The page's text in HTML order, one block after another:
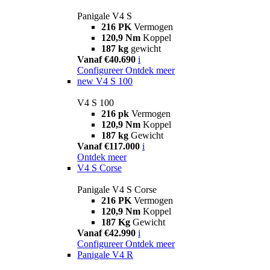
Panigale V4 S
216 PK Vermogen
120,9 Nm Koppel
187 kg gewicht
Vanaf €40.690 i
Configureer Ontdek meer
new V4 S 100
V4 S 100
216 pk Vermogen
120,9 Nm Koppel
187 kg Gewicht
Vanaf €117.000 i
Ontdek meer
V4 S Corse
Panigale V4 S Corse
216 PK Vermogen
120,9 Nm Koppel
187 Kg Gewicht
Vanaf €42.990 i
Configureer Ontdek meer
Panigale V4 R